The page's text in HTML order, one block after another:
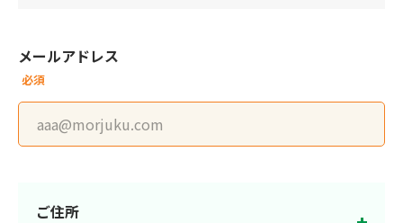
都道府県から探す
東京都
メールアドレス
必須
ご住所